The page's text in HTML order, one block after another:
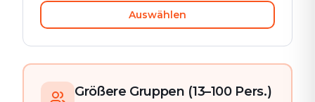
Auswählen
Größere Gruppen (13–100 Pers.)